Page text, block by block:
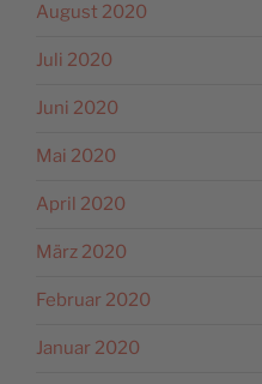
August 2020
Juli 2020
Juni 2020
Mai 2020
April 2020
März 2020
Februar 2020
Januar 2020